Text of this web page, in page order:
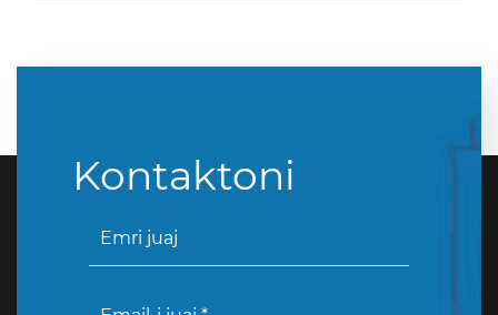
Kontaktoni